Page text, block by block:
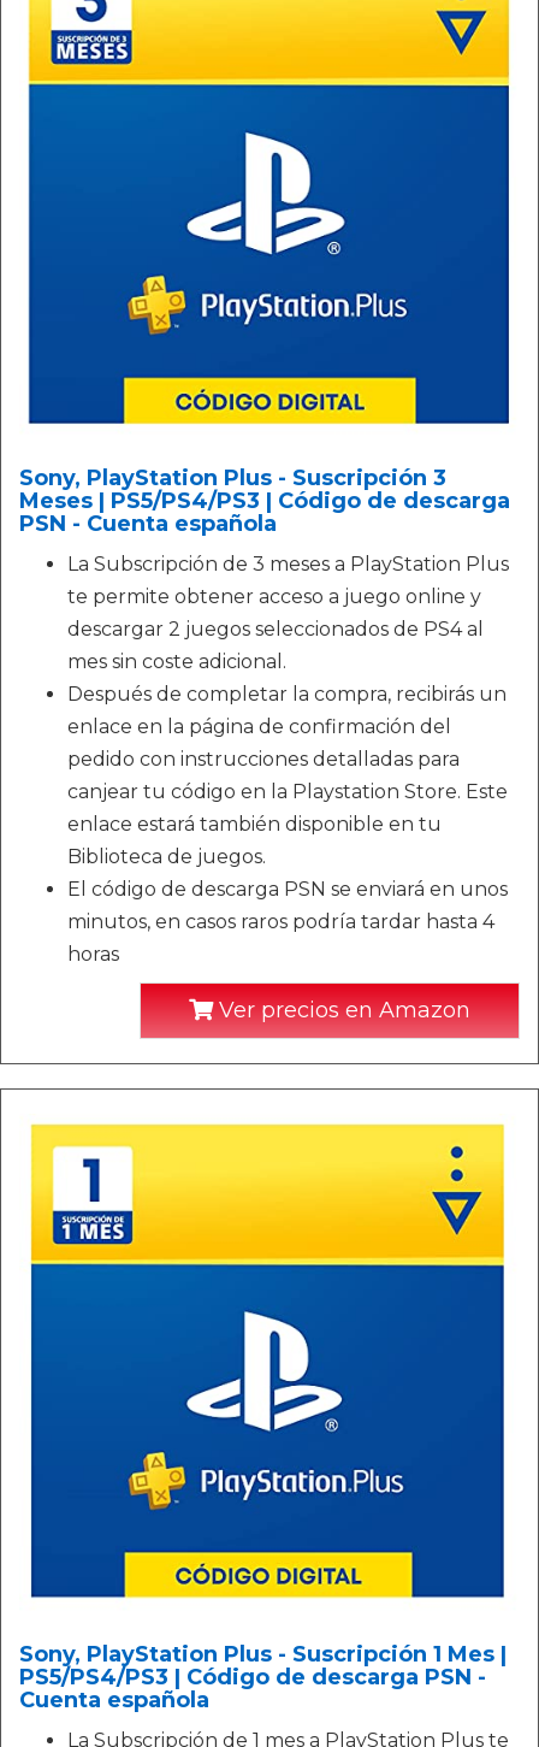
Sony, PlayStation Plus - Suscripción 3
Meses | PS5/PS4/PS3 | Código de descarga
PSN - Cuenta española
La Subscripción de 3 meses a PlayStation Plus
te permite obtener acceso a juego online y
descargar 2 juegos seleccionados de PS4 al
mes sin coste adicional.
Después de completar la compra, recibirás un
enlace en la página de confirmación del
pedido con instrucciones detalladas para
canjear tu código en la Playstation Store. Este
enlace estará también disponible en tu
Biblioteca de juegos.
El código de descarga PSN se enviará en unos
minutos, en casos raros podría tardar hasta 4
horas
Ver precios en Amazon
Sony, PlayStation Plus - Suscripción 1 Mes |
PS5/PS4/PS3 | Código de descarga PSN -
Cuenta española
La Subscripción de 1 mes a PlayStation Plus te